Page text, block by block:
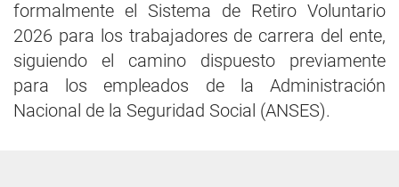
formalmente el Sistema de Retiro Voluntario
2026 para los trabajadores de carrera del ente,
siguiendo el camino dispuesto previamente
para los empleados de la Administración
Nacional de la Seguridad Social (ANSES).